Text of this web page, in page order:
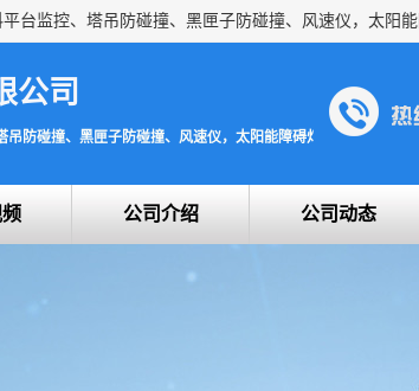
公司
防碰撞、黑匣子防碰撞、风速仪，太阳能障碍灯安全提示灯
公司介绍 公司动态